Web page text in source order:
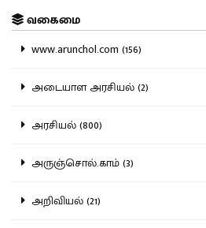
வகைமை
www.arunchol.com (156)
அடையாள அரசியல் (2)
அரசியல் (800)
அருஞ்சொல்.காம் (3)
அறிவியல் (21)